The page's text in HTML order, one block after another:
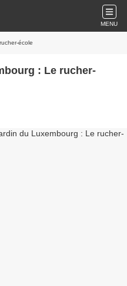
MENU
école
: Le rucher-